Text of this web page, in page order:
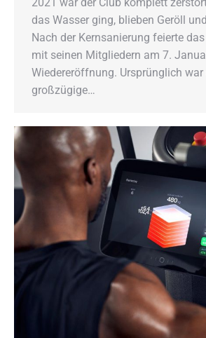
das Wasser ging, blieben Geröll
Nach der Kernsanierung feierte
mit seinen Mitgliedern am 7.
Wiedereröffnung. Ursprünglich war
großzügige…